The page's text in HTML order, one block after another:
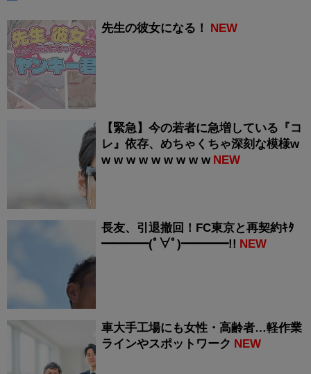
先生の彼女になる！ NEW
【緊急】今の若者に急増している『コ
レ』依存、めちゃくちゃ深刻な模様w
w w w w w w w w w NEW
長友、引退撤回！FC東京と再契約ｷﾀ
━━━━(ﾟ∀ﾟ)━━━━!! NEW
車大手工場にも女性・高齢者…軽作業
ラインやスポットワーク NEW